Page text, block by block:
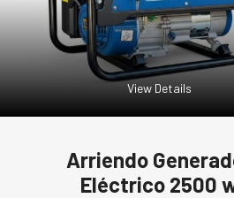
View Details
Arriendo
Eléctrico 2500